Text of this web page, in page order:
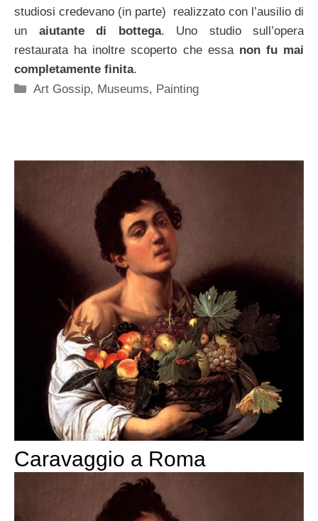
studiosi credevano (in parte) realizzato con l’ausilio di
un aiutante di bottega. Uno studio sull’opera
restaurata ha inoltre scoperto che essa non fu mai
completamente finita.
Categorie
Art Gossip, Museums, Painting
Caravaggio a Roma